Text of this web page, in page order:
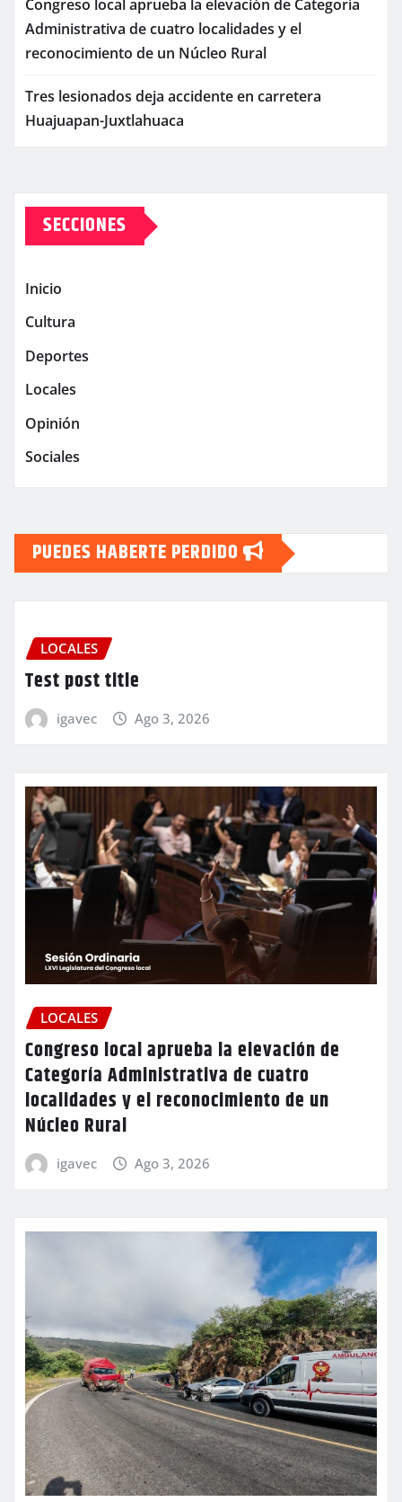
Congreso local aprueba la elevación de Categoría
Administrativa de cuatro localidades y el
reconocimiento de un Núcleo Rural
Tres lesionados deja accidente en carretera
Huajuapan-Juxtlahuaca
SECCIONES
Inicio
Cultura
Deportes
Locales
Opinión
Sociales
PUEDES HABERTE PERDIDO
LOCALES
Test post title
igavec Ago 3, 2026
LOCALES
Congreso local aprueba la elevación de
Categoría Administrativa de cuatro
localidades y el reconocimiento de un
Núcleo Rural
igavec Ago 3, 2026